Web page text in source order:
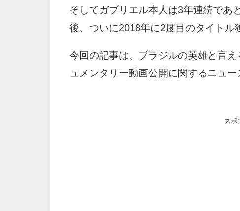
そしてガブリエル本人は3年連続であ
後、ついに2018年に2度目のタイトル
今回の記事は、ブラジルの英雄と言
ュメンタリー動画公開に関するニュー
スポ